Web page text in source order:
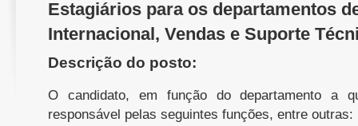
Estagiários para os departamentos
Internacional, Vendas e Suporte
Descrição do posto:
O candidato, em função do departamento a
responsável pelas seguintes funções, entre outras: